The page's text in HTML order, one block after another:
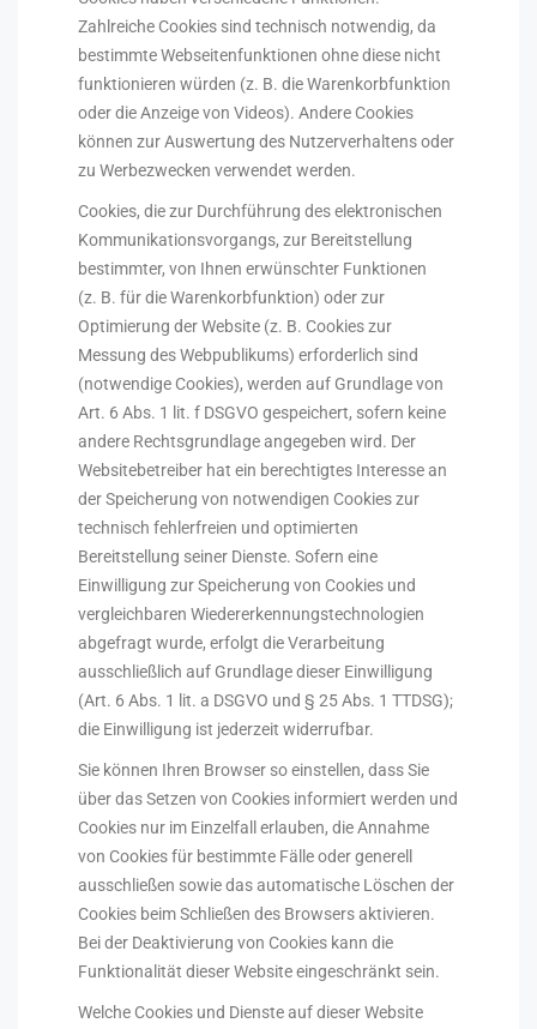
Zahlreiche Cookies sind technisch notwendig, da
bestimmte Webseitenfunktionen ohne diese nicht
funktionieren würden (z. B. die Warenkorbfunktion
oder die Anzeige von Videos). Andere Cookies
können zur Auswertung des Nutzerverhaltens oder
zu Werbezwecken verwendet werden.
Cookies, die zur Durchführung des elektronischen
Kommunikationsvorgangs, zur Bereitstellung
bestimmter, von Ihnen erwünschter Funktionen
(z. B. für die Warenkorbfunktion) oder zur
Optimierung der Website (z. B. Cookies zur
Messung des Webpublikums) erforderlich sind
(notwendige Cookies), werden auf Grundlage von
Art. 6 Abs. 1 lit. f DSGVO gespeichert, sofern keine
andere Rechtsgrundlage angegeben wird. Der
Websitebetreiber hat ein berechtigtes Interesse an
der Speicherung von notwendigen Cookies zur
technisch fehlerfreien und optimierten
Bereitstellung seiner Dienste. Sofern eine
Einwilligung zur Speicherung von Cookies und
vergleichbaren Wiedererkennungstechnologien
abgefragt wurde, erfolgt die Verarbeitung
ausschließlich auf Grundlage dieser Einwilligung
(Art. 6 Abs. 1 lit. a DSGVO und § 25 Abs. 1 TTDSG);
die Einwilligung ist jederzeit widerrufbar.
Sie können Ihren Browser so einstellen, dass Sie
über das Setzen von Cookies informiert werden und
Cookies nur im Einzelfall erlauben, die Annahme
von Cookies für bestimmte Fälle oder generell
ausschließen sowie das automatische Löschen der
Cookies beim Schließen des Browsers aktivieren.
Bei der Deaktivierung von Cookies kann die
Funktionalität dieser Website eingeschränkt sein.
Welche Cookies und Dienste auf dieser Website